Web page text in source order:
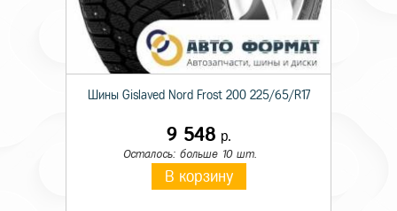
Шины Gislaved Nord Frost 200 225/65/R17
9 548 р.
Осталось: больше 10 шт.
В корзину